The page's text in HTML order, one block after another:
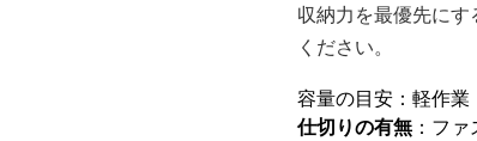
収納力を最優先にす
ください。
容量の目安：軽作業
仕切りの有無 ：フ